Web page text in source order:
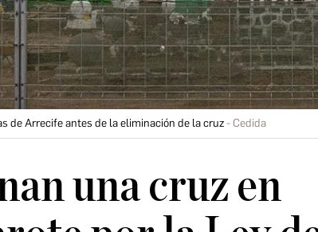
de Arrecife antes de la eliminación de la cruz Cedida
una cruz en